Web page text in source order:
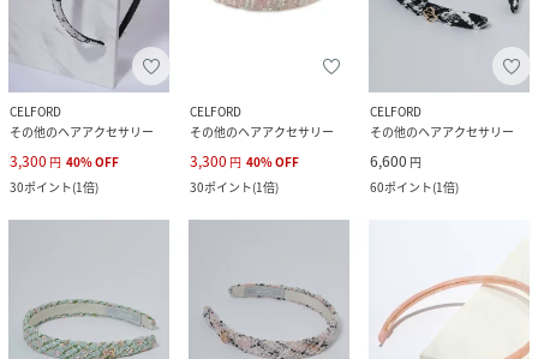
CELFORD
その他のヘアアクセサリー
3,300 円 40%OFF
30ポイント(1倍)
CELFORD
その他のヘアアクセサリー
3,300 円 40%OFF
30ポイント(1倍)
CELFORD
その他のヘアアクセサリー
6,600 円
60ポイント(1倍)